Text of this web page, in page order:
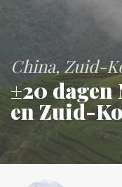
China Zuid-
±20
en Zuid-